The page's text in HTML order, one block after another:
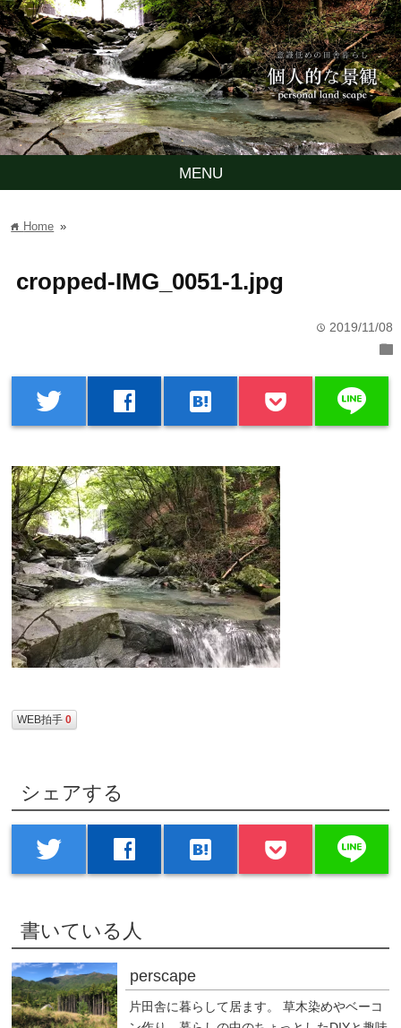
MENU
home Home »
cropped-IMG_0051-1.jpg
time 2019/11/08
folder
twitter facebook hatenabookmark line
WEB拍手0
シェアする
twitter facebook hatenabookmark line
書いている人
perscape
片田舎に暮らして居ます。 草木染めやベーコ